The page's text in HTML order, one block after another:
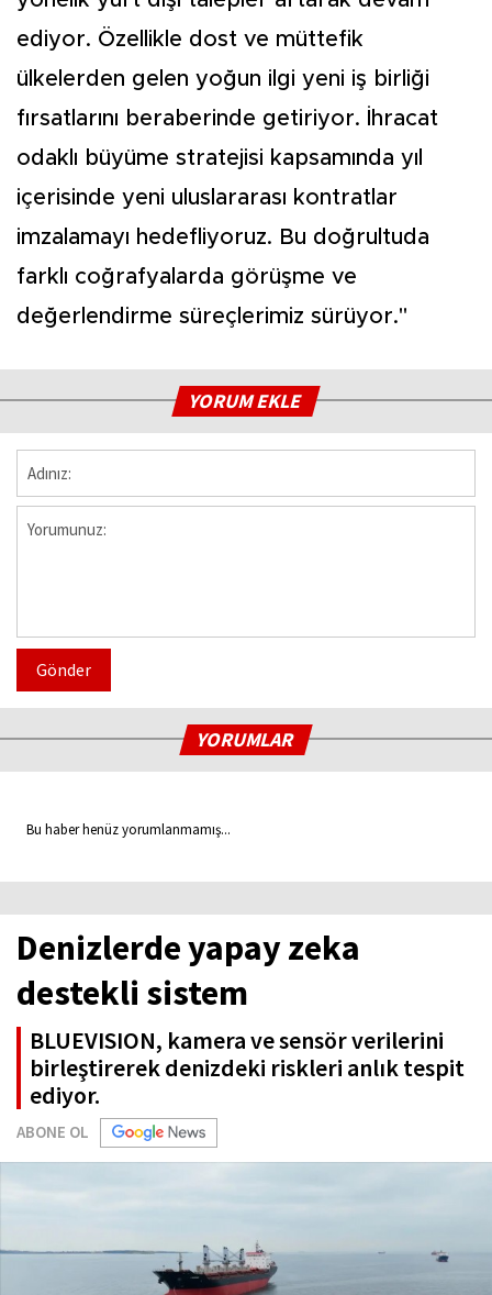
ediyor. Özellikle dost ve müttefik
ülkelerden gelen yoğun ilgi yeni iş birliği
fırsatlarını beraberinde getiriyor. İhracat
odaklı büyüme stratejisi kapsamında yıl
içerisinde yeni uluslararası kontratlar
imzalamayı hedefliyoruz. Bu doğrultuda
farklı coğrafyalarda görüşme ve
değerlendirme süreçlerimiz sürüyor."
YORUM EKLE
Gönder
YORUMLAR
Bu haber henüz yorumlanmamış...
Denizlerde yapay zeka
destekli sistem
BLUEVISION, kamera ve sensör verilerini
birleştirerek denizdeki riskleri anlık tespit
ediyor.
ABONE OL